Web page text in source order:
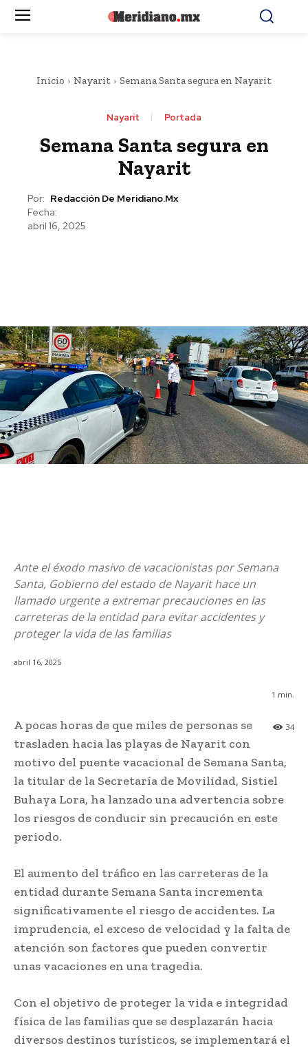
Inicio Nayarit Semana Santa segura en Nayarit
Nayarit Portada
Semana Santa segura en
Nayarit
Por: Redacción De Meridiano.mx
Fecha:
abril 16, 2025
Ante el éxodo masivo de vacacionistas por Semana
Santa, Gobierno del estado de Nayarit hace un
llamado urgente a extremar precauciones en las
carreteras de la entidad para evitar accidentes y
proteger la vida de las familias
abril 16, 2025
1 min.
34
A pocas horas de que miles de personas se
trasladen hacia las playas de Nayarit con
motivo del puente vacacional de Semana Santa,
la titular de la Secretaría de Movilidad, Sistiel
Buhaya Lora, ha lanzado una advertencia sobre
los riesgos de conducir sin precaución en este
periodo.
El aumento del tráfico en las carreteras de la
entidad durante Semana Santa incrementa
significativamente el riesgo de accidentes. La
imprudencia, el exceso de velocidad y la falta de
atención son factores que pueden convertir
unas vacaciones en una tragedia.
Con el objetivo de proteger la vida e integridad
física de las familias que se desplazarán hacia
diversos destinos turísticos, se implementará el